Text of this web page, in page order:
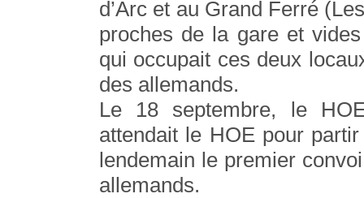
d’Arc et au Grand Ferré
proches de la gare et
qui occupait ces deux
des allemands.
Le 18 septembre, le
attendait le HOE pour
lendemain le premier
allemands.